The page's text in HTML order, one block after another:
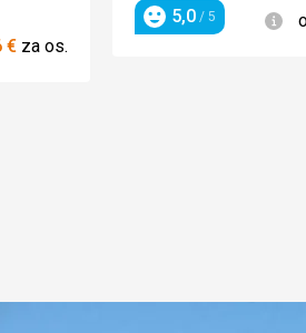
€ za os.
Hodnotenie
5,0 / 5